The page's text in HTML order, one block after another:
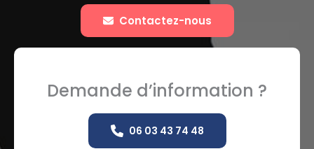
Contactez-nous
Demande d’information ?
06 03 43 74 48